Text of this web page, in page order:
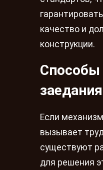
качество и
конструкции.
Способы
Если
вызывает
существуют
для решения